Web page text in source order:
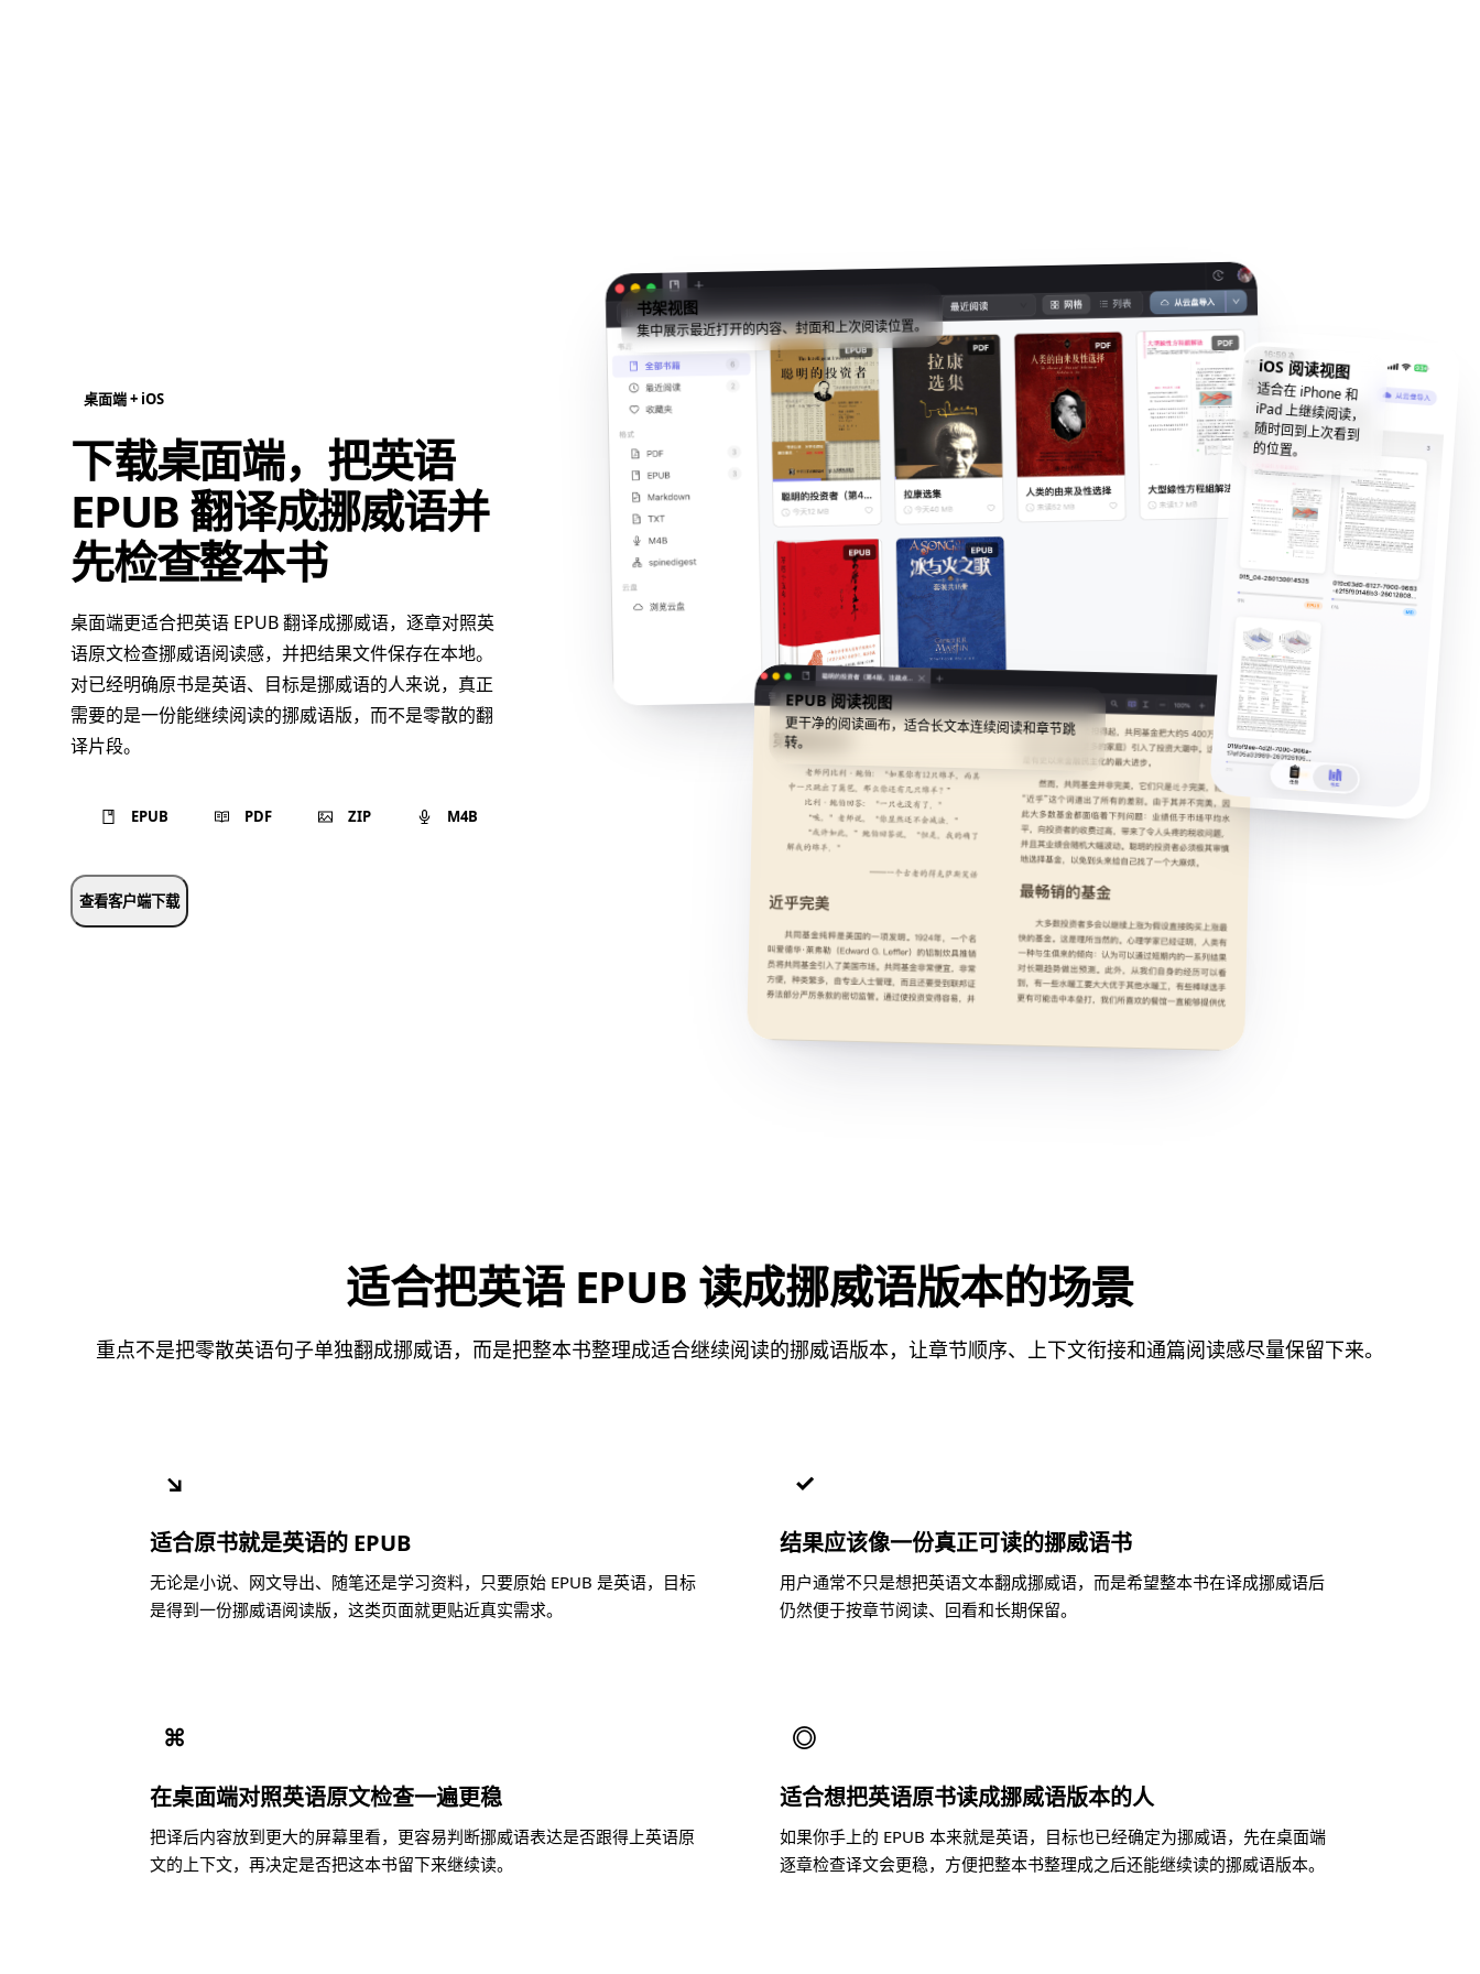
桌面端 + iOS
下载桌面端，把英语
EPUB 翻译成挪威语并
先检查整本书
桌面端更适合把英语 EPUB 翻译成挪威语，逐章对照英
语原文检查挪威语阅读感，并把结果文件保存在本地。
对已经明确原书是英语、目标是挪威语的人来说，真正
需要的是一份能继续阅读的挪威语版，而不是零散的翻
译片段。
EPUB PDF ZIP M4B
查看客户端下载
书架视图
集中展示最近打开的内容、封面和上次阅读位置。
EPUB 阅读视图
更干净的阅读画布，适合长文本连续阅读和章节跳
转。
iOS 阅读视图
适合在 iPhone 和
iPad 上继续阅读，
随时回到上次看到
的位置。
适合把英语 EPUB 读成挪威语版本的场景
重点不是把零散英语句子单独翻成挪威语，而是把整本书整理成适合继续阅读的挪威语版本，让章节顺序、上下文衔接和通篇阅读感尽量保留下来。
↘
适合原书就是英语的 EPUB
无论是小说、网文导出、随笔还是学习资料，只要原始 EPUB 是英语，目标
是得到一份挪威语阅读版，这类页面就更贴近真实需求。
✓
结果应该像一份真正可读的挪威语书
用户通常不只是想把英语文本翻成挪威语，而是希望整本书在译成挪威语后
仍然便于按章节阅读、回看和长期保留。
⌘
在桌面端对照英语原文检查一遍更稳
把译后内容放到更大的屏幕里看，更容易判断挪威语表达是否跟得上英语原
文的上下文，再决定是否把这本书留下来继续读。
◎
适合想把英语原书读成挪威语版本的人
如果你手上的 EPUB 本来就是英语，目标也已经确定为挪威语，先在桌面端
逐章检查译文会更稳，方便把整本书整理成之后还能继续读的挪威语版本。